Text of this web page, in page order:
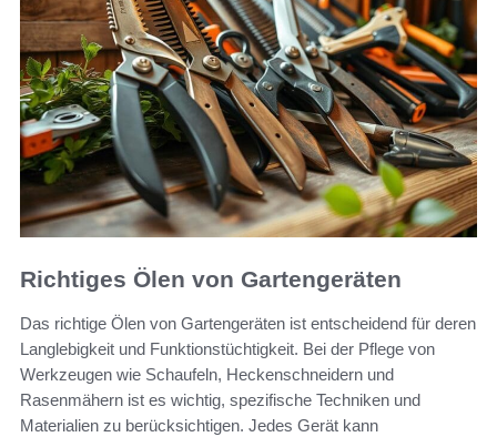
Richtiges Ölen von Gartengeräten
Das richtige Ölen von Gartengeräten ist entscheidend für deren
Langlebigkeit und Funktionstüchtigkeit. Bei der Pflege von
Werkzeugen wie Schaufeln, Heckenschneidern und
Rasenmähern ist es wichtig, spezifische Techniken und
Materialien zu berücksichtigen. Jedes Gerät kann